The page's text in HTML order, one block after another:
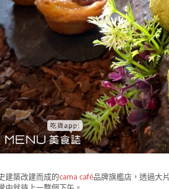
建築改建而成的cama café品牌旗艦店，透過大片